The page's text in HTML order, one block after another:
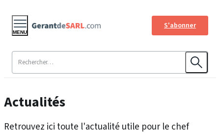
S'abonner
MENU
Actualités
Retrouvez ici toute l'actualité utile pour le chef